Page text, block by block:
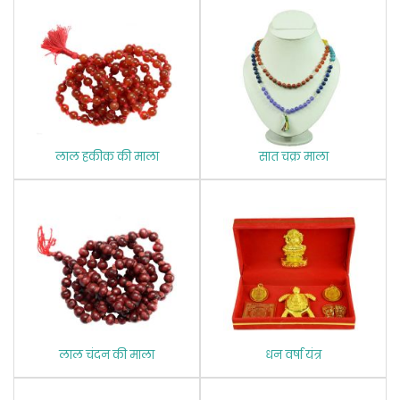
लाल हकीक की माला सात चक्र माला
लाल चंदन की माला धन वर्षा यंत्र